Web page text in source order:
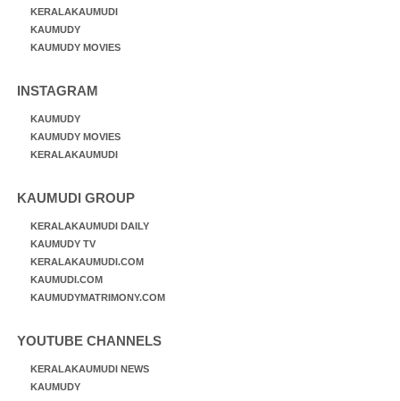
KERALAKAUMUDI
KAUMUDY
KAUMUDY MOVIES
INSTAGRAM
KAUMUDY
KAUMUDY MOVIES
KERALAKAUMUDI
KAUMUDI GROUP
KERALAKAUMUDI DAILY
KAUMUDY TV
KERALAKAUMUDI.COM
KAUMUDI.COM
KAUMUDYMATRIMONY.COM
YOUTUBE CHANNELS
KERALAKAUMUDI NEWS
KAUMUDY